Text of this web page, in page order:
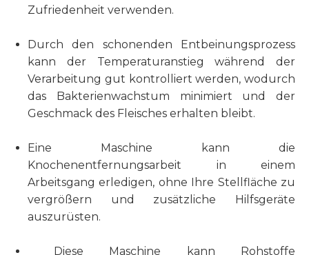
Zufriedenheit verwenden.
Durch den schonenden Entbeinungsprozess
kann der Temperaturanstieg während der
Verarbeitung gut kontrolliert werden, wodurch
das Bakterienwachstum minimiert und der
Geschmack des Fleisches erhalten bleibt.
Eine Maschine kann die
Knochenentfernungsarbeit in einem
Arbeitsgang erledigen, ohne Ihre Stellfläche zu
vergrößern und zusätzliche Hilfsgeräte
auszurüsten.
Diese Maschine kann Rohstoffe